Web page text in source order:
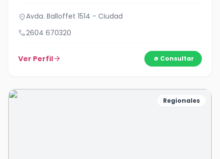
location_onAvda. Balloffet 1514 - Ciudad
call2604 670320
Ver Perfilarrow_forward Consultar
Regionales